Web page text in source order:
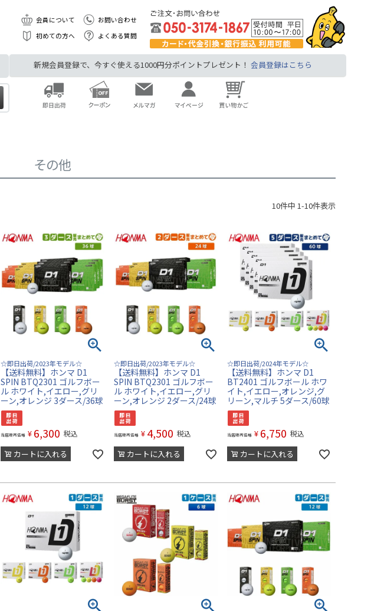
会員について
お問い合わせ
初めての方へ
よくある質問
新規会員登録で、今すぐ使える1000円分ポイントプレゼント！ 会員登録はこちら
その他
10件中 1-10件表示
☆即日出荷/2023年モデル☆
【送料無料】ホンマ D1
SPIN BTQ2301 ゴルフボー
ル ホワイト,イエロー,グリ
ーン,オレンジ 3ダース/36球
当店販売価格 ¥ 6,300 税込
カートに入れる
☆即日出荷/2023年モデル☆
【送料無料】ホンマ D1
SPIN BTQ2301 ゴルフボー
ル ホワイト,イエロー,グリ
ーン,オレンジ 2ダース/24球
当店販売価格 ¥ 4,500 税込
カートに入れる
☆即日出荷/2024年モデル☆
【送料無料】ホンマ D1
BT2401 ゴルフボール ホワ
イト,イエロー,オレンジ,グ
リーン,マルチ 5ダース/60球
当店販売価格 ¥ 6,750 税込
カートに入れる